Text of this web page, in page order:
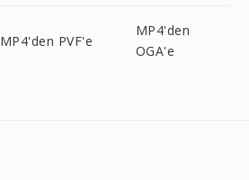
MP4'den PVF'e
MP4'den
OGA'e